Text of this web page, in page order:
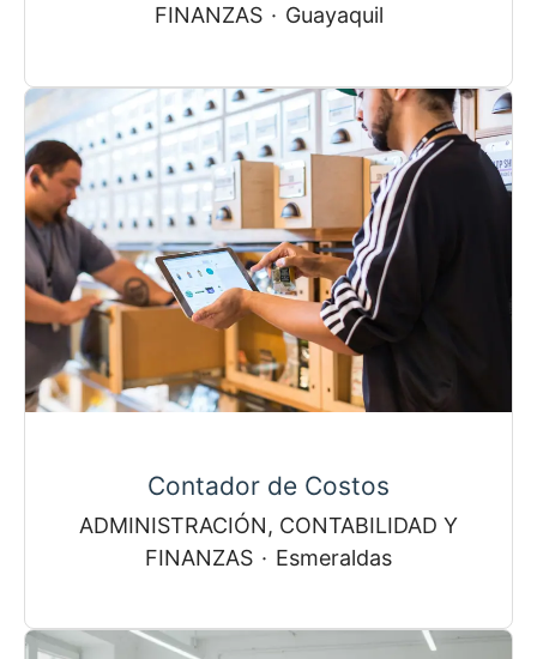
FINANZAS · Guayaquil
Contador de Costos
ADMINISTRACIÓN, CONTABILIDAD Y
FINANZAS · Esmeraldas